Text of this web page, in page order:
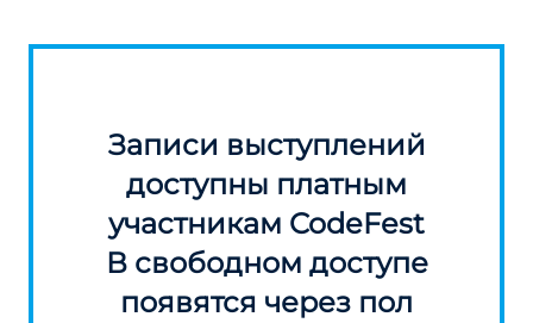
Записи выступлений
доступны платным
участникам CodeFest
В свободном доступе
появятся через пол